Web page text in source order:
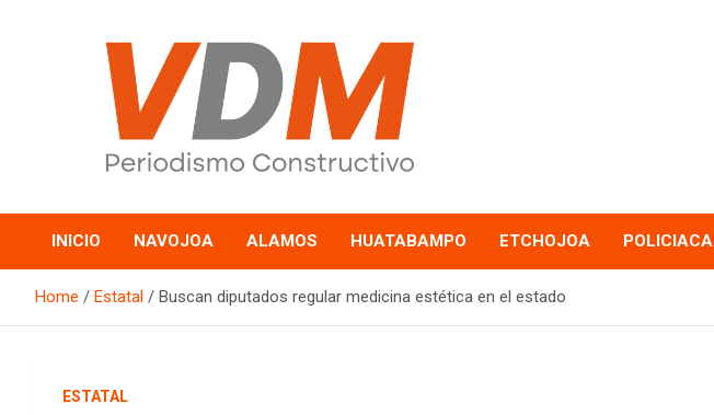
valledelmayo.com
INICIO NAVOJOA ALAMOS HUATABAMPO ETCHOJOA POLICIACA
Home Estatal Buscan diputados regular medicina estética en el estado
ESTATAL